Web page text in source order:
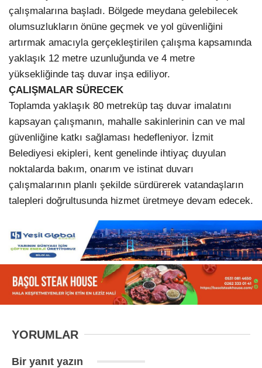
çalışmalarına başladı. Bölgede meydana gelebilecek
olumsuzlukların önüne geçmek ve yol güvenliğini
artırmak amacıyla gerçekleştirilen çalışma kapsamında
yaklaşık 12 metre uzunluğunda ve 4 metre
yüksekliğinde taş duvar inşa ediliyor.
ÇALIŞMALAR SÜRECEK
Toplamda yaklaşık 80 metreküp taş duvar imalatını
kapsayan çalışmanın, mahalle sakinlerinin can ve mal
güvenliğine katkı sağlaması hedefleniyor. İzmit
Belediyesi ekipleri, kent genelinde ihtiyaç duyulan
noktalarda bakım, onarım ve istinat duvarı
çalışmalarının planlı şekilde sürdürerek vatandaşların
talepleri doğrultusunda hizmet üretmeye devam edecek.
YORUMLAR
Bir yanıt yazın